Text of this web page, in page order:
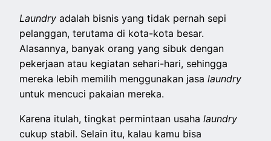
Laundryadalah bisnis yang tidak pernah sepi
pelanggan, terutama di kota-kota besar.
Alasannya, banyak orang yang sibuk dengan
pekerjaan atau kegiatan sehari-hari, sehingga
mereka lebih memilih menggunakan jasalaundry
untuk mencuci pakaian mereka.
Karena itulah, tingkat permintaan usahalaundry
cukup stabil. Selain itu, kalau kamu bisa